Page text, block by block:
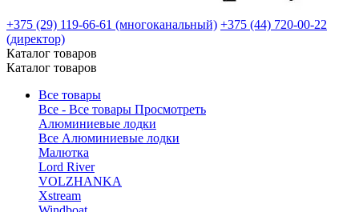
+375 (29) 119-66-61 (многоканальный) +375 (44) 720-00-22
(директор)
Каталог товаров
Каталог товаров
Все товары
Все - Все товары Просмотреть
Алюминиевые лодки
Все Алюминиевые лодки
Малютка
Lord River
VOLZHANKA
Xstream